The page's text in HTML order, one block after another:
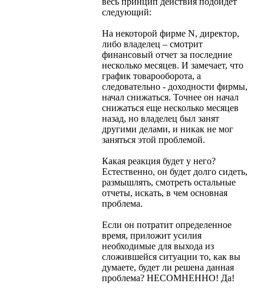
следующий:
На некоторой фирме N, директор,
либо владелец – смотрит
финансовый отчет за последние
несколько месяцев. И замечает, что
график товарооборота, а
следовательно - доходности фирмы,
начал снижаться. Точнее он начал
снижаться еще несколько месяцев
назад, но владелец был занят
другими делами, и никак не мог
заняться этой проблемой.
Какая реакция будет у него?
Естественно, он будет долго сидеть,
размышлять, смотреть остальные
отчеты, искать, в чем основная
проблема.
Если он потратит определенное
время, приложит усилия
необходимые для выхода из
сложившейся ситуации то, как вы
думаете, будет ли решена данная
проблема? НЕСОМНЕННО! Да!